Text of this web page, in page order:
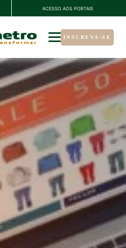
ACESSO AOS PORTAIS
INSCREVA-SE